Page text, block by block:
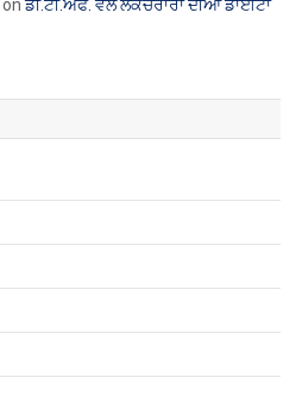
onਡੀ.ਟੀ.ਐੱਫ. ਵੱਲੋਂ ਲੈਕਚਰਾਰਾਂ ਦੀਆਂ ਡਾਈਟਾਂ